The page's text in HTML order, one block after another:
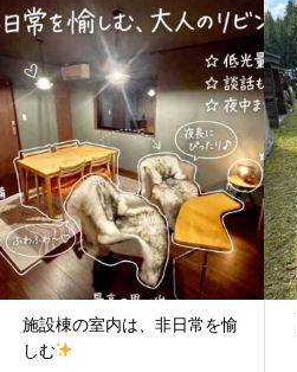
施設棟の室内は、非日常を愉
しむ